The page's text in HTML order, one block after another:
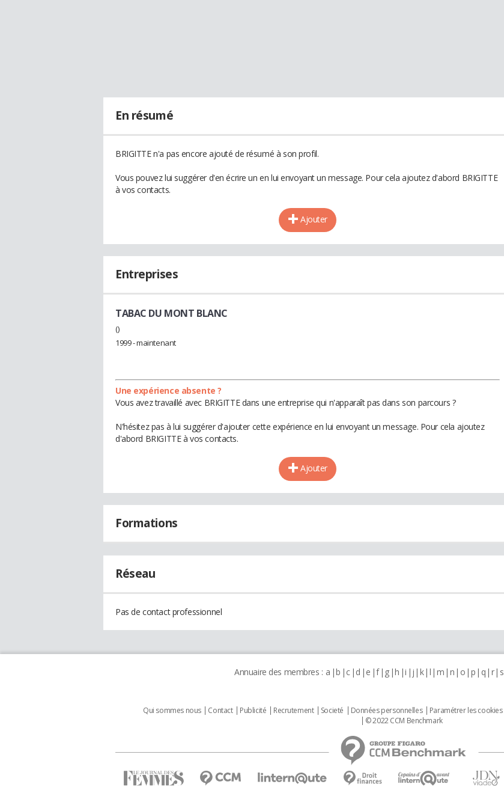
En résumé
BRIGITTE n'a pas encore ajouté de résumé à son profil.
Vous pouvez lui suggérer d'en écrire un en lui envoyant un message. Pour cela ajoutez d'abord BRIGITTE
à vos contacts.
Ajouter
Entreprises
TABAC DU MONT BLANC
()
1999 - maintenant
Une expérience absente ?
Vous avez travaillé avec BRIGITTE dans une entreprise qui n'apparaît pas dans son parcours ?
N'hésitez pas à lui suggérer d'ajouter cette expérience en lui envoyant un message. Pour cela ajoutez
d'abord BRIGITTE à vos contacts.
Ajouter
Formations
Réseau
Pas de contact professionnel
Annuaire des membres : a b c d e f g h i j k l m n o p q r s
Qui sommes nous Contact Publicité Recrutement Societé Données personnelles Paramétrer les cookies
© 2022 CCM Benchmark